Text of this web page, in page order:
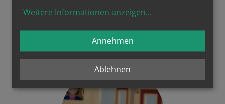
LECTIO-VORSCHLÄGE
Weitere Informationen anzeigen...
Ablehnen
Annehmen